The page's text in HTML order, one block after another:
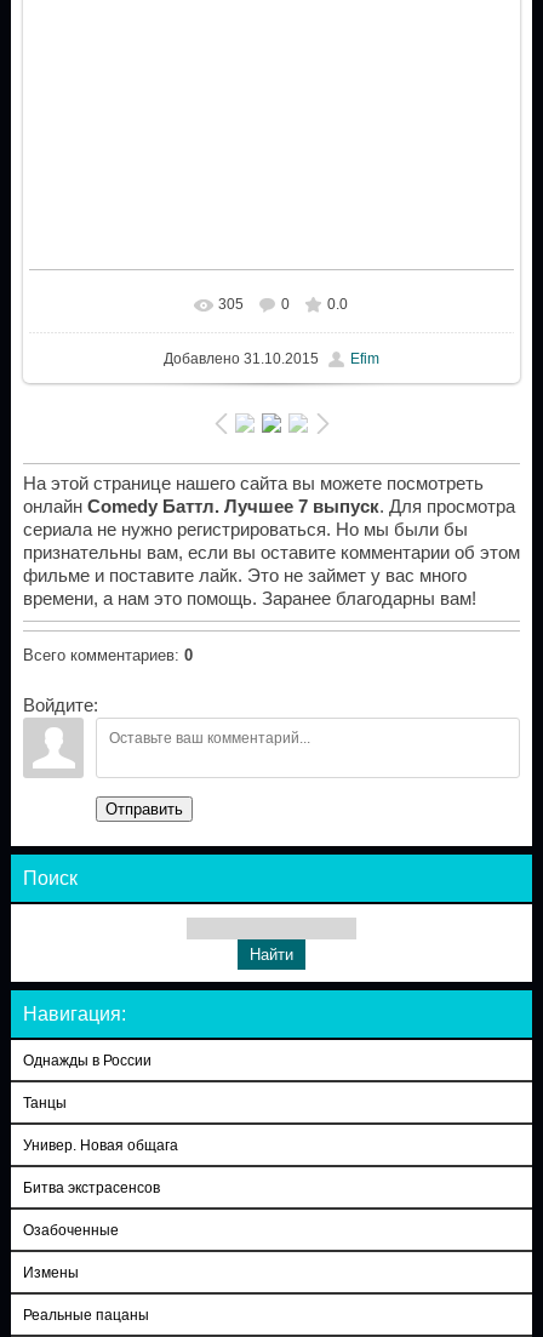
305 0 0.0
Добавлено31.10.2015 Efim
На этой странице нашего сайта вы можете посмотреть
онлайн Comedy Баттл. Лучшее 7 выпуск. Для просмотра
сериала не нужно регистрироваться. Но мы были бы
признательны вам, если вы оставите комментарии об этом
фильме и поставите лайк. Это не займет у вас много
времени, а нам это помощь. Заранее благодарны вам!
Всего комментариев: 0
Войдите:
Отправить
Поиск
Навигация:
Однажды в России
Танцы
Универ. Новая общага
Битва экстрасенсов
Озабоченные
Измены
Реальные пацаны